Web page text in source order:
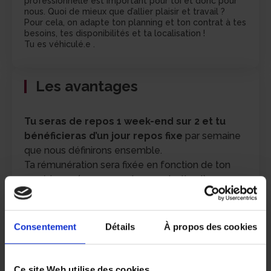
Consentement Détails À propos des cookies
nous. Quoi de mieux que d’allier plaisir et travail ?
Pour cela, on adapte ton planning et ton contrat à tes
besoins, tes disponibilités et ta localisation !
Tu es véhiculé.e .
Les avantages
Tu seras de repos 1 week-end sur 2 et tu
bénéficieras d’un jour repos fixe par semaine
que nous définirons ensemble.
Ta rémunération sera fixée en fonction de ton
expérience (on en reparle en entretien !)
Par contre, on peut déjà te dire que chez nous,
tu bénéficieras de :
La
prise en charge de tes
via un forfait (si tu es en
ou via le remboursement de ton